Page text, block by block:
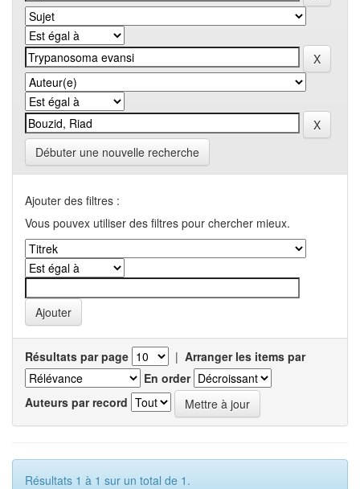
Débuter une nouvelle recherche
Ajouter des filtres :
Vous pouvex utiliser des filtres pour chercher mieux.
Résultats par page | Arranger les items par
En order
Auteurs par record
Résultats 1 à 1 sur un total de 1.